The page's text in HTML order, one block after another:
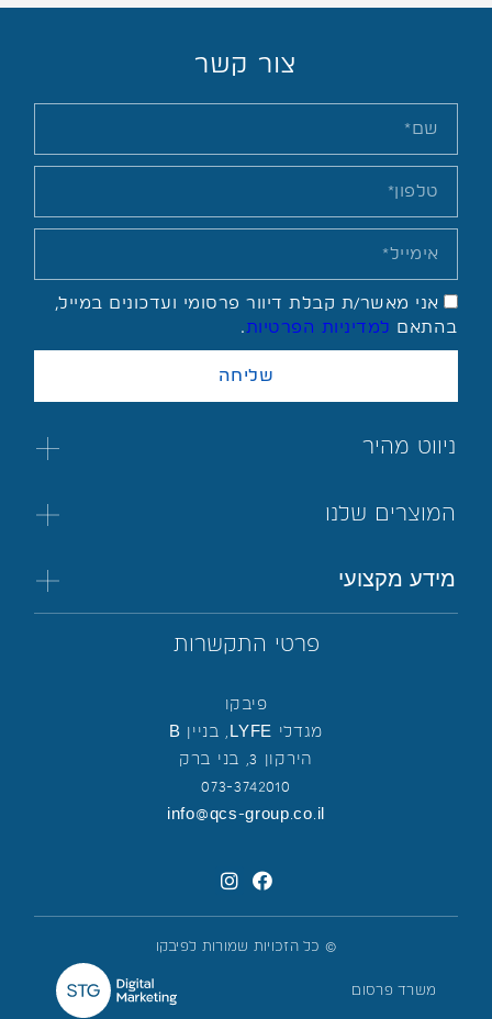
צור קשר
אני מאשר/ת קבלת דיוור פרסומי ועדכונים במייל,
בהתאם למדיניות הפרטיות.
שליחה
ניווט מהיר
המוצרים שלנו
מידע מקצועי
פרטי התקשרות
פיבקו
מגדלי LYFE, בניין B
הירקון 3, בני ברק
073-3742010
info@qcs-group.co.il
© כל הזכויות שמורות לפיבקו
משרד פרסום